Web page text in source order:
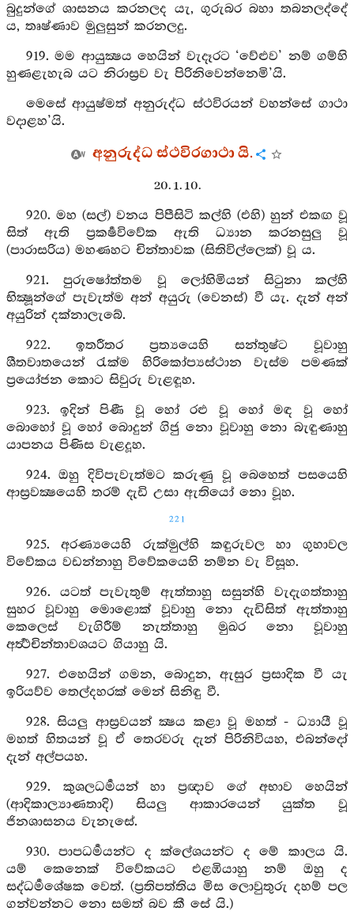
බුදුන්ගේ ශාසනය කරනලද යැ, ගුරුබර බහා තබනලද්දේ
ය, තෘෂ්ණාව මුලුසුන් කරනලදු.
919. මම ආයුක්‍ෂය හෙයින් වැදෑරට ‘වේළුව’ නම් ගම්හි
හුණළැහැබ යට නිරාස්‍රව වැ පිරිනිවෙන්නෙමි’යි.
මෙසේ ආයුෂ්මත් අනුරුද්ධ ස්ථවිරයන් වහන්සේ ගාථා
වදාළහ’යි.
අනුරුද්ධ ස්ථවිරගාථා යි.
20. 1. 10.
920. මහ (සල්) වනය පිපීසිටි කල්හි (එහි) හුන් එකඟ වූ
සිත් ඇති ප්‍රකර්‍ෂවිවේක ඇති ධ්‍යාන කරනසුලු වූ
(පාරාසරිය) මහණහට චින්තාවක (සිතිවිල්ලෙක්) වූ ය.
921. පුරුෂෝත්තම වූ ලෝහිමියන් සිටුනා කල්හි
භික්‍ෂූන්ගේ පැවැත්ම අන් අයුරු (වෙනස්) වී යැ. දැන් අන්
අයුරින් දක්නාලැබේ.
922. ඉතරීතර ප්‍රත්‍යයෙහි සන්තුෂ්ට වූවාහු
ශීතවාතයෙන් රැක්ම හිරිකෝප්‍යස්ථාන වැස්ම පමණක්
ප්‍රයෝජන කොට සිවුරු වැළඳූහ.
923. ඉදින් පිණී වූ හෝ රළු වූ හෝ මඳ වූ හෝ
බොහෝ වූ හෝ බොදුන් ගිජු නො වූවාහු නො බැඳුණාහු
යාපනය පිණිස වැළදූහ.
924. ඔහු දිවිපැවැත්මට කරුණු වූ බෙහෙත් පසයෙහි
ආස්‍රවක්‍ෂයෙහි තරම් දැඩි උසා ඇතියෝ නො වූහ.
221
925. අරණ්‍යයෙහි රුක්මුල්හි කඳුරුවල හා ගුහාවල
විවේකය වඩන්නාහු විවේකයෙහි නම්න වැ විසූහ.
926. යටත් පැවැතුම් ඇත්තාහු සසුන්හි වැදැගත්තාහු
සුහර වූවාහු මොළොක් වූවාහු නො දැඩිසිත් ඇත්තාහු
කෙලෙස් වැගිරීම් නැත්තාහු මුඛර නො වූවාහු
අර්‍ත්‍ථචින්තාවශයට ගියාහු යි.
927. එහෙයින් ගමන, බොදුන, ඇසුර ප්‍රසාදික වී යැ
ඉරියව්ව තෙල්දහරක් මෙන් සිනිඳු වී.
928. සියලු ආස්‍රවයන් ක්‍ෂය කළා වූ මහත් - ධ්‍යායී වූ
මහත් හිතයන් වූ ඒ තෙරවරු දැන් පිරිනිවියහ, එබන්දෝ
දැන් අල්පයහ.
929. කුශලධර්‍මයන් හා ප්‍රඥාව ගේ අභාව හෙයින්
(ආදිකාල්‍යාණතාදි) සියලු ආකාරයෙන් යුක්ත වූ
ජිනශාසනය වැනැසේ.
930. පාපධර්‍මයන්ට ද ක්ලේශයන්ට ද මේ කාලය යි.
යම් කෙනෙක් විවේකයට එළඹියාහු නම් ඔහු ද
සද්ධර්‍මශේෂක වෙත්. (ප්‍රතිපත්තිය මිස ලොවුතුරු දහම් පල
ගන්වන්නට නො සමත් බව කී සේ යි.)